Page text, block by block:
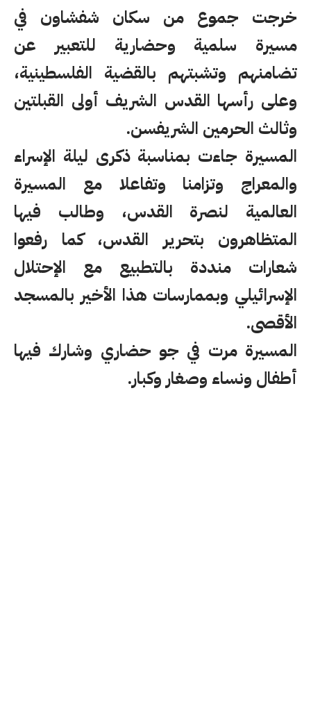
خرجت جموع من سكان شفشاون في
مسيرة سلمية وحضارية للتعبير عن
تضامنهم وتشبتهم بالقضية الفلسطينية،
وعلى رأسها القدس الشريف أولى القبلتين
وثالث الحرمين الشريفسن.
المسيرة جاءت بمناسبة ذكرى ليلة الإسراء
والمعراج وتزامنا وتفاعلا مع المسيرة
العالمية لنصرة القدس، وطالب فيها
المتظاهرون بتحرير القدس، كما رفعوا
شعارات منددة بالتطبيع مع الإحتلال
الإسرائيلي وبممارسات هذا الأخير بالمسجد
الأقصى.
المسيرة مرت في جو حضاري وشارك فيها
أطفال ونساء وصغار وكبار.